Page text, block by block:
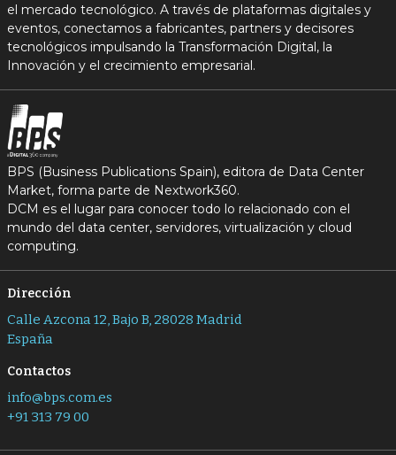
el mercado tecnológico. A través de plataformas digitales y
eventos, conectamos a fabricantes, partners y decisores
tecnológicos impulsando la Transformación Digital, la
Innovación y el crecimiento empresarial.
BPS (Business Publications Spain), editora de Data Center
Market, forma parte de Nextwork360.
DCM es el lugar para conocer todo lo relacionado con el
mundo del data center, servidores, virtualización y cloud
computing.
Dirección
Calle Azcona 12, Bajo B, 28028 Madrid
España
Contactos
info@bps.com.es
+91 313 79 00